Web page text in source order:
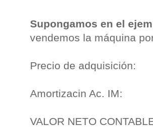
Supongamos en el
vendemos la máquina
Precio de
Amortizacin Ac. IM:
VALOR NETO